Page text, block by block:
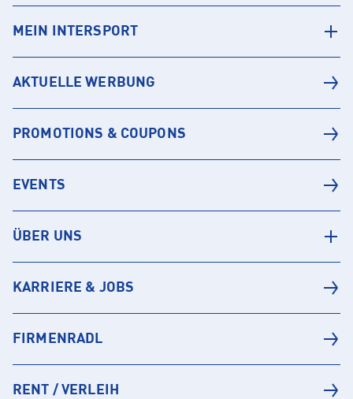
MEIN INTERSPORT
AKTUELLE WERBUNG
PROMOTIONS & COUPONS
EVENTS
ÜBER UNS
KARRIERE & JOBS
FIRMENRADL
RENT / VERLEIH